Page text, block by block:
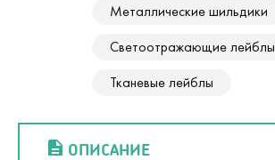
Металлические шильдики
Светоотражающие лейблы
Тканевые лейблы
ОПИСАНИЕ